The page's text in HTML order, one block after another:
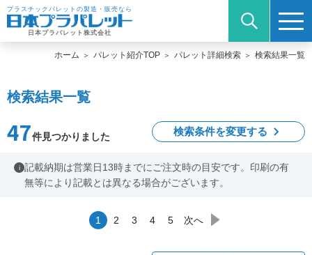
プラスチックパレットの製造・販売なら
日本プラパレット株式会社
ホーム パレット紹介TOP パレット詳細検索 検索結果一覧
検索結果一覧
47件見つかりました 検索条件を変更する
i 記載納期は営業日13時までにご注文時の目安です。印刷の有
無等により記載とは異なる場合がございます。
1 2 3 4 5 次へ